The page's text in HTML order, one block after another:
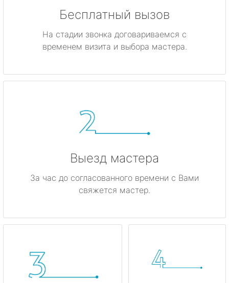
Бесплатный вызов
На стадии звонка договариваемся с
временем визита и выбора мастера.
Выезд мастера
За час до согласованного времени с Вами
свяжется мастер.